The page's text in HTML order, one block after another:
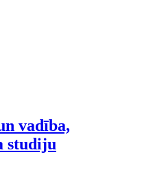
vadība,
studiju